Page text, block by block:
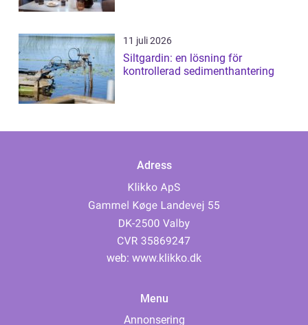
11 juli 2026
Siltgardin: en lösning för
kontrollerad sedimenthantering
Adress
web: www.klikko.dk
Menu
Annonsering